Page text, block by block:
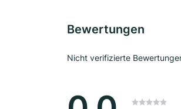
Bewertungen
Nicht verifizierte